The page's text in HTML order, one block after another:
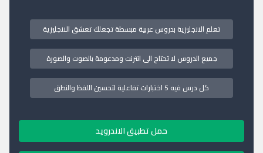
تعلم الانجليزية بدروس عربية مبسطة تجعلك تعشق الانجليزية
جميع الدروس لا تحتاج الى انترنت ومدعومة بالصوت والصورة
كل درس فيه 5 اختبارات تفاعلية لتحسين اللفظ والنطق
حمل تطبيق الاندرويد